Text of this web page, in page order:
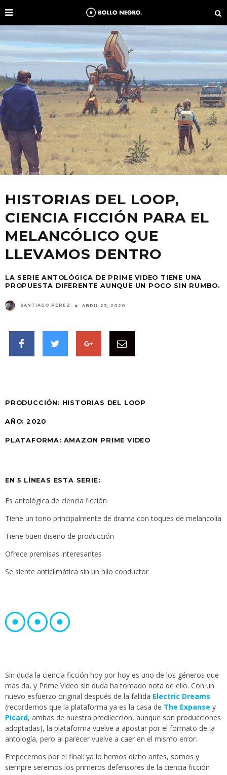
HISTORIAS DEL LOOP,
CIENCIA FICCIÓN PARA EL
MELANCÓLICO QUE
LLEVAMOS DENTRO
LA SERIE ANTOLÓGICA DE PRIME VIDEO TIENE UNA
PROPUESTA DIFERENTE AUNQUE UN POCO SIN RUMBO.
SANTIAGO PÉREZ ABRIL 23, 2020
PRODUCCIÓN: HISTORIAS DEL LOOP
AÑO: 2020
PLATAFORMA: AMAZON PRIME VIDEO
EN 5 LÍNEAS ESTA SERIE:
Es antológica de ciencia ficción
Tiene un tono principalmente de drama con toques de melancolía
Tiene buen diseño de producción
Ofrece premisas interesantes
Se siente anticlimática sin un hilo conductor
Sin duda la ciencia ficción hoy por hoy es uno de los géneros que
más da, y Prime Video sin duda ha tomado nota de ello. Con un
nuevo esfuerzo original después de la fallida Electric Dreams
(recordemos que la plataforma ya es la casa de The Expanse y
Picard, ambas de nuestra predilección, aunque son producciones
adoptadas), la plataforma vuelve a apostar por el formato de la
antología, pero al parecer vuelve a caer en el mismo error.
Empecemos por el final: ya lo hemos dicho antes, somos y
siempre seremos los primeros defensores de la ciencia ficción